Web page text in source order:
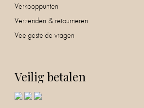
Verkooppunten
Verzenden & retourneren
Veelgestelde vragen
Veilig betalen